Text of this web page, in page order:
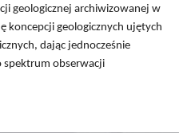
geologicznej archiwizowanej w
koncepcji geologicznych ujętych
dając jednocześnie
spektrum obserwacji